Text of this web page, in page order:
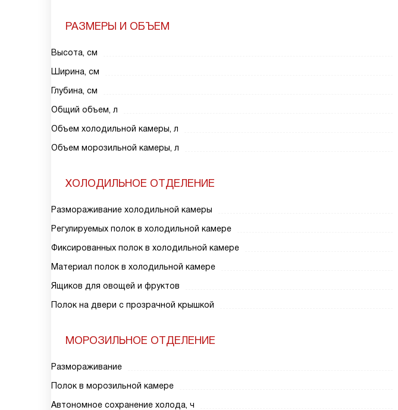
РАЗМЕРЫ И ОБЪЕМ
Высота, см
Ширина, см
Глубина, см
Общий объем, л
Объем холодильной камеры, л
Объем морозильной камеры, л
ХОЛОДИЛЬНОЕ ОТДЕЛЕНИЕ
Размораживание холодильной камеры
Регулируемых полок в холодильной камере
Фиксированных полок в холодильной камере
Материал полок в холодильной камере
Ящиков для овощей и фруктов
Полок на двери с прозрачной крышкой
МОРОЗИЛЬНОЕ ОТДЕЛЕНИЕ
Размораживание
Полок в морозильной камере
Автономное сохранение холода, ч